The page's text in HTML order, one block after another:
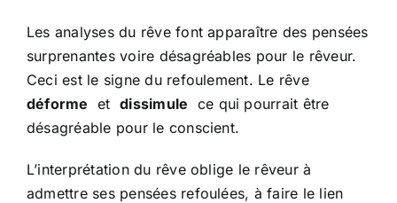
Les analyses du rêve font apparaître des pensées
surprenantes voire désagréables pour le rêveur.
Ceci est le signe du refoulement. Le rêve
déforme
et dissimule ce qui pourrait être
désagréable pour le conscient.
L’interprétation du rêve oblige le rêveur à
admettre ses pensées refoulées, à faire le lien